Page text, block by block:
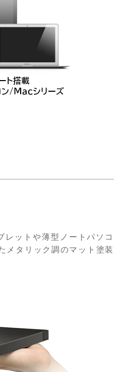
ットや薄型ノートパソコ
メタリック調のマット塗装